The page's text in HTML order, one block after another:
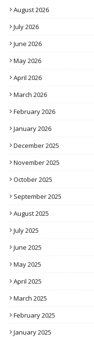
August 2026
July 2026
June 2026
May 2026
April 2026
March 2026
February 2026
January 2026
December 2025
November 2025
October 2025
September 2025
August 2025
July 2025
June 2025
May 2025
April 2025
March 2025
February 2025
January 2025